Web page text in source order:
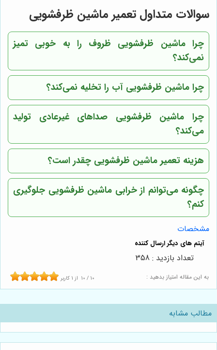
سوالات متداول تعمیر ماشین ظرفشویی
چرا ماشین ظرفشویی ظروف را به خوبی تمیز
نمی‌کند؟
چرا ماشین ظرفشویی آب را تخلیه نمی‌کند؟
چرا ماشین ظرفشویی صداهای غیرعادی تولید
می‌کند؟
هزینه تعمیر ماشین ظرفشویی چقدر است؟
چگونه می‌توانم از خرابی ماشین ظرفشویی جلوگیری
کنم؟
مشخصات
به این مقاله امتیاز بدهید : 10 / 10 از 1 کاربر
تعداد بازدید : 358
مطالب مشابه